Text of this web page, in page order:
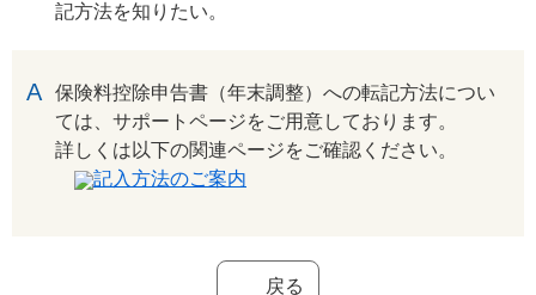
記方法を知りたい。
保険料控除申告書（年末調整）への転記方法につい
ては、サポートページをご用意しております。
詳しくは以下の関連ページをご確認ください。
記入方法のご案内
戻る